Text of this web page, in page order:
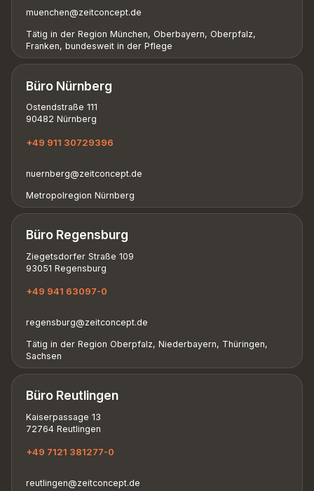
muenchen@zeitconcept.de
Tätig in der Region München, Oberbayern, Oberpfalz,
Franken, bundesweit in der Pflege
Büro Nürnberg
Ostendstraße 111
90482 Nürnberg
+49 911 30729396
nuernberg@zeitconcept.de
Metropolregion Nürnberg
Büro Regensburg
Ziegetsdorfer Straße 109
93051 Regensburg
+49 941 63097-0
regensburg@zeitconcept.de
Tätig in der Region Oberpfalz, Niederbayern, Thüringen,
Sachsen
Büro Reutlingen
Kaiserpassage 13
72764 Reutlingen
+49 7121 381277-0
reutlingen@zeitconcept.de